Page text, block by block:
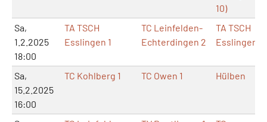
10)
Sa,
1.2.2025
18:00
TA TSCH
Esslingen 1
TC Leinfelden-
Echterdingen 2
TA TSCH
Esslingen
Sa,
15.2.2025
16:00
TC Kohlberg 1 TC Owen 1 Hülben